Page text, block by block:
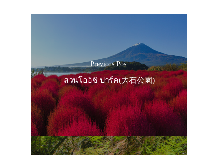
Previous Post
สวนโออิชิ ปาร์ค(大石公園)
ประเทศญี่ปุ่น